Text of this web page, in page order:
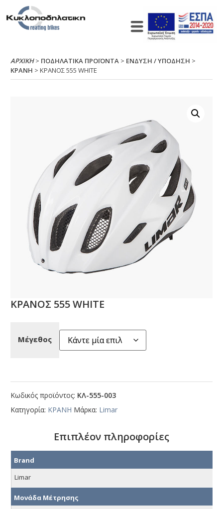
ΑΡΧΙΚΉ> ΠΟΔΗΛΑΤΙΚΑ ΠΡΟΪΟΝΤΑ > ΕΝΔΥΣΗ / ΥΠΟΔΗΣΗ >
ΚΡΑΝΗ > ΚΡΑΝΟΣ 555 WΗΙΤΕ
ΚΡΑΝΟΣ 555 WΗΙΤΕ
Μέγεθος
Κωδικός προϊόντος: ΚΛ-555-003
Κατηγορία: ΚΡΑΝΗ Μάρκα: Limar
Επιπλέον πληροφορίες
Brand
Limar
Μονάδα Μέτρησης